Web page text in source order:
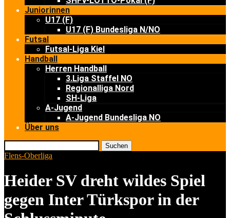
Juniorinnen
U17 (F)
U17 (F) Bundesliga N/NO
Futsal
Futsal-Liga Kiel
Handball
Herren Handball
3.Liga Staffel NO
Regionalliga Nord
SH-Liga
A-Jugend
A-Jugend Bundesliga NO
Über uns
Suchen
Flens-Oberliga
Heider SV dreht wildes Spiel
gegen Inter Türkspor in der